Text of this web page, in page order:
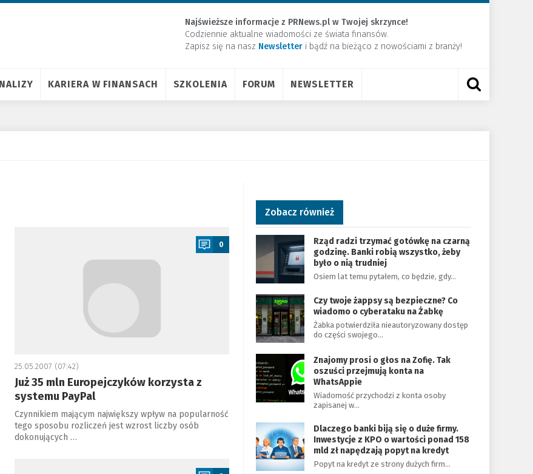
Najświeższe informacje z PRNews.pl w Twojej skrzynce!
Codziennie aktualne wiadomości ze świata finansów.
Zapisz się na nasz Newsletter ​i bądź na bieżąco z nowościami z branży!
KARIERA W FINANSACH SZKOLENIA FORUM NEWSLETTER
0
25.05.2007 (07:42)
Już 35 mln Europejczyków korzysta z
systemu PayPal
Czynnikiem mającym największy wpływ na popularność
tego sposobu rozliczeń jest wzrost liczby osób
dokonujących …
Zobacz również
Rząd radzi trzymać gotówkę na czarną
godzinę. Banki robią wszystko, żeby
było o nią trudniej
Osiem lat temu pytałem, co będzie, gdy…
Czy twoje żappsy są bezpieczne? Co
wiadomo o cyberataku na Żabkę
Żabka potwierdziła nieautoryzowany dostęp
do części swojego…
Znajomy prosi o głos na Zofię. Tak
oszuści przejmują konta na
WhatsAppie
Wiadomość przychodzi z konta osoby
zapisanej w…
Dlaczego banki biją się o duże firmy.
Inwestycje z KPO o wartości ponad 158
mld zł napędzają popyt na kredyt
Popyt na kredyt ze strony dużych firm…